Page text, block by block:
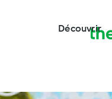
Découvrir